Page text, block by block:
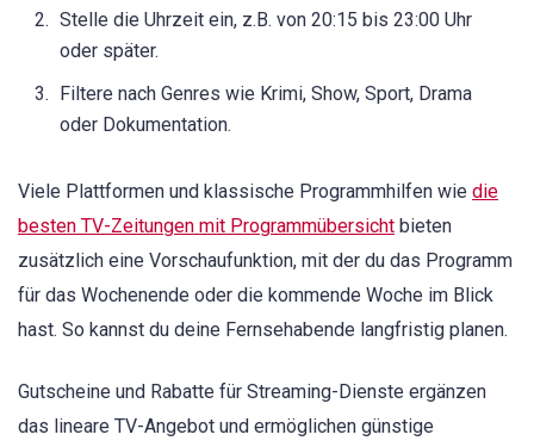
Stelle die Uhrzeit ein, z.B. von 20:15 bis 23:00 Uhr
oder später.
Filtere nach Genres wie Krimi, Show, Sport, Drama
oder Dokumentation.
Viele Plattformen und klassische Programmhilfen wie die
besten TV-Zeitungen mit Programmübersicht bieten
zusätzlich eine Vorschaufunktion, mit der du das Programm
für das Wochenende oder die kommende Woche im Blick
hast. So kannst du deine Fernsehabende langfristig planen.
Gutscheine und Rabatte für Streaming-Dienste ergänzen
das lineare TV-Angebot und ermöglichen günstige